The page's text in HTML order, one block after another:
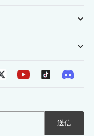
送信